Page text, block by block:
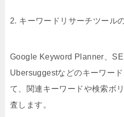
2. キーワードリサーチツール
Google Keyword Planner、
Ubersuggestなどのキーワー
て、関連キーワードや検索ボ
査します。